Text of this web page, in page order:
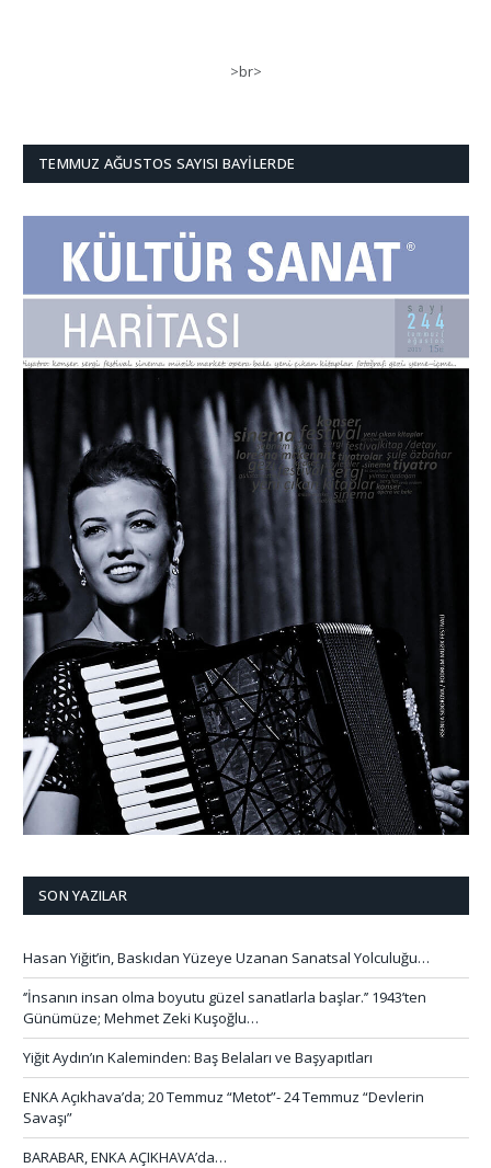
>br>
TEMMUZ AĞUSTOS SAYISI BAYILERDE
SON YAZILAR
Hasan Yiğit’in, Baskıdan Yüzeye Uzanan Sanatsal Yolculuğu…
‘’İnsanın insan olma boyutu güzel sanatlarla başlar.’’ 1943’ten
Günümüze; Mehmet Zeki Kuşoğlu…
Yiğit Aydın’ın Kaleminden: Baş Belaları ve Başyapıtları
ENKA Açıkhava’da; 20 Temmuz “Metot”- 24 Temmuz “Devlerin
Savaşı”
BARABAR, ENKA AÇIKHAVA’da…